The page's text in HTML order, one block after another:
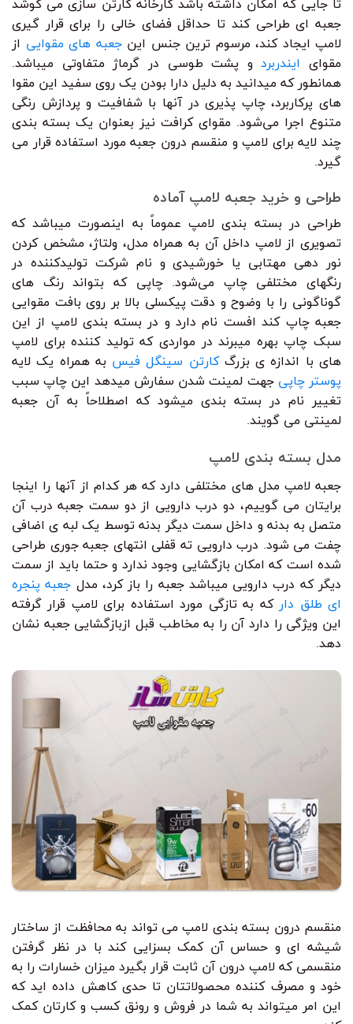
تا جایی که امکان داشته باشد کارخانه کارتن سازی می کوشد
جعبه ای طراحی کند تا حداقل فضای خالی را برای قرار گیری
لامپ ایجاد کند، مرسوم ترین جنس اینجعبه های مقوایی از
مقوای ایندربردو پشت طوسی در گرماژ متفاوتی میباشد.
همانطور که میدانید به دلیل دارا بودن یک روی سفید این مقوا
های پرکاربرد، چاپ پذیری در آنها با شفافیت و پردازش رنگی
متنوع اجرا می‌شود. مقوای کرافت نیز بعنوان یک بسته بندی
چند لایه برای لامپ و منقسم درون جعبه مورد استفاده قرار می
گیرد.
طراحی و خرید جعبه لامپ آماده
طراحی در بسته بندی لامپ عموماً به اینصورت میباشد که
تصویری از لامپ داخل آن به همراه مدل، ولتاژ، مشخص کردن
نور دهی مهتابی یا خورشیدی و نام شرکت تولیدکننده در
رنگهای مختلفی چاپ می‌شود. چاپی که بتواند رنگ های
گوناگونی را با وضوح و دقت پیکسلی بالا بر روی بافت مقوایی
جعبه چاپ کند افست نام دارد و در بسته بندی لامپ از این
سبک چاپ بهره میبرند در مواردی که تولید کننده برای لامپ
های با اندازه ی بزرگکارتن سینگل فیس به همراه یک لایه
پوستر چاپی جهت لمینت شدن سفارش میدهد این چاپ سبب
تغییر نام در بسته بندی میشود که اصطلاحاً به آن جعبه
لمینتی می گویند.
مدل بسته بندی لامپ
جعبه لامپ مدل های مختلفی دارد که هر کدام از آنها را اینجا
برایتان می گوییم، دو درب دارویی از دو سمت جعبه درب آن
متصل به بدنه و داخل سمت دیگر بدنه توسط یک لبه ی اضافی
چفت می شود. درب دارویی ته قفلی انتهای جعبه جوری طراحی
شده است که امکان بازگشایی وجود ندارد و حتما باید از سمت
دیگر که درب دارویی میباشد جعبه را باز کرد، مدل جعبه پنجره
ای طلق دار که به تازگی مورد استفاده برای لامپ قرار گرفته
این ویژگی را دارد آن را به مخاطب قبل ازبازگشایی جعبه نشان
دهد.
منقسم درون بسته بندی لامپ می تواند به محافظت از ساختار
شیشه ای و حساس آن کمک بسزایی کند با در نظر گرفتن
منقسمی که لامپ درون آن ثابت قرار بگیرد میزان خسارات را به
خود و مصرف کننده محصولاتتان تا حدی کاهش داده اید که
این امر میتواند به شما در فروش و رونق کسب و کارتان کمک